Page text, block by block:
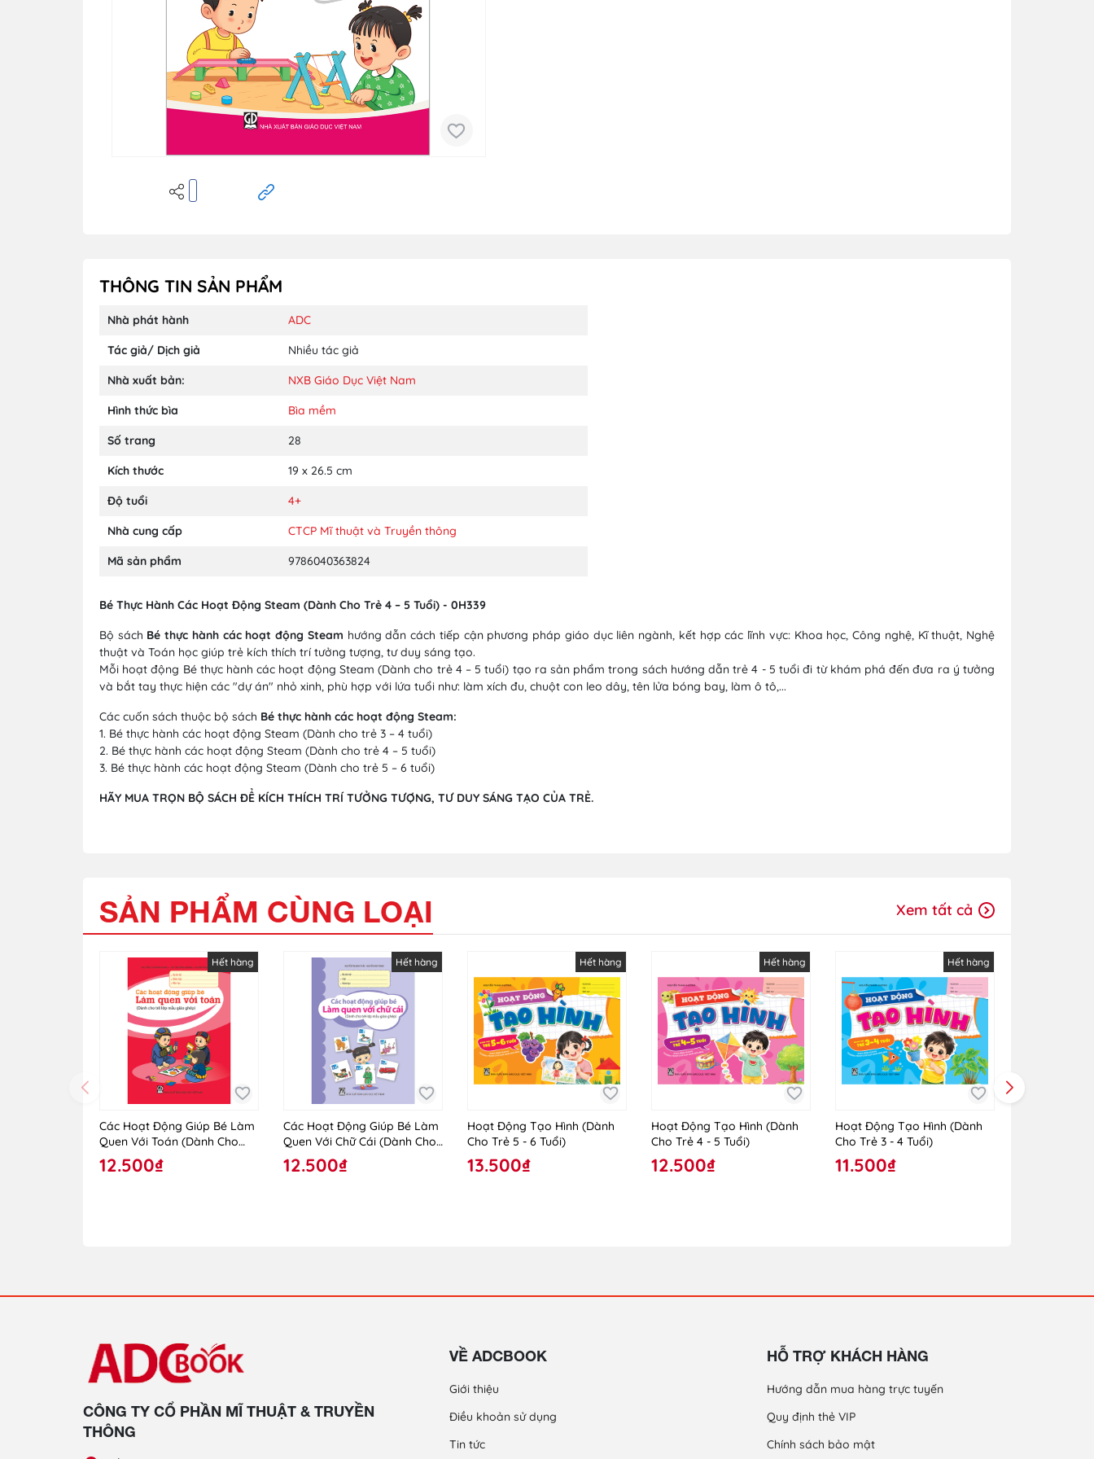
THÔNG TIN SẢN PHẨM
Nhà phát hành ADC
Tác giả/ Dịch giả Nhiều tác giả
Nhà xuất bản: NXB Giáo Dục Việt Nam
Hình thức bìa Bìa mềm
Số trang 28
Kích thước 19 x 26.5 cm
Độ tuổi 4+
Nhà cung cấp CTCP Mĩ thuật và Truyền thông
Mã sản phẩm 9786040363824
Bé Thực Hành Các Hoạt Động Steam (Dành Cho Trẻ 4 – 5 Tuổi) - 0H339
Bộ sách Bé thực hành các hoạt động Steam hướng dẫn cách tiếp cận phương pháp giáo dục liên ngành, kết hợp các lĩnh vực: Khoa học, Công nghệ, Kĩ thuật, Nghệ
thuật và Toán học giúp trẻ kích thích trí tưởng tượng, tư duy sáng tạo.
Mỗi hoạt động Bé thực hành các hoạt động Steam (Dành cho trẻ 4 – 5 tuổi) tạo ra sản phẩm trong sách hướng dẫn trẻ 4 - 5 tuổi đi từ khám phá đến đưa ra ý tưởng
và bắt tay thực hiện các "dự án" nhỏ xinh, phù hợp với lứa tuổi như: làm xích đu, chuột con leo dây, tên lửa bóng bay, làm ô tô,...
Các cuốn sách thuộc bộ sách Bé thực hành các hoạt động Steam:
1. Bé thực hành các hoạt động Steam (Dành cho trẻ 3 – 4 tuổi)
2. Bé thực hành các hoạt động Steam (Dành cho trẻ 4 – 5 tuổi)
3. Bé thực hành các hoạt động Steam (Dành cho trẻ 5 – 6 tuổi)
HÃY MUA TRỌN BỘ SÁCH ĐỂ KÍCH THÍCH TRÍ TƯỞNG TƯỢNG, TƯ DUY SÁNG TẠO CỦA TRẺ.
SẢN PHẨM CÙNG LOẠI Xem tất cả
Hết hàng
Các Hoạt Động Giúp Bé Làm
Quen Với Toán (Dành Cho
Trẻ Lớp Mẫu Giáo Ghép)
12.500₫
Hết hàng
Các Hoạt Động Giúp Bé Làm
Quen Với Chữ Cái (Dành Cho
Trẻ Lớp Mẫu Giáo Ghép)
12.500₫
Hết hàng
Hoạt Động Tạo Hình (Dành
Cho Trẻ 5 - 6 Tuổi)
13.500₫
Hết hàng
Hoạt Động Tạo Hình (Dành
Cho Trẻ 4 - 5 Tuổi)
12.500₫
Hết hàng
Hoạt Động Tạo Hình (Dành
Cho Trẻ 3 - 4 Tuổi)
11.500₫
CÔNG TY CỔ PHẦN MĨ THUẬT & TRUYỀN
THÔNG
VỀ ADCBOOK
Giới thiệu
Điều khoản sử dụng
Tin tức
HỖ TRỢ KHÁCH HÀNG
Hướng dẫn mua hàng trực tuyến
Quy định thẻ VIP
Chính sách bảo mật